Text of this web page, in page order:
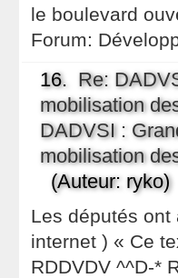
le boulevard
Forum:
16. Re:
mobilisation
DADVSI :
mobilisation
(Auteur: ryko)
Les députés
internet ) « Ce
RDDVDV ^^D-*